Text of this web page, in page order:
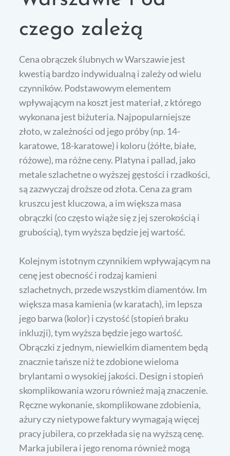
czego zależą
Cena obrączek ślubnych w Warszawie jest
kwestią bardzo indywidualną i zależy od wielu
czynników. Podstawowym elementem
wpływającym na koszt jest materiał, z którego
wykonana jest biżuteria. Najpopularniejsze
złoto, w zależności od jego próby (np. 14-
karatowe, 18-karatowe) i koloru (żółte, białe,
różowe), ma różne ceny. Platyna i pallad, jako
metale szlachetne o wyższej gęstości i rzadkości,
są zazwyczaj droższe od złota. Cena za gram
kruszcu jest kluczowa, a im większa masa
obrączki (co często wiąże się z jej szerokością i
grubością), tym wyższa będzie jej wartość.
Kolejnym istotnym czynnikiem wpływającym na
cenę jest obecność i rodzaj kamieni
szlachetnych, przede wszystkim diamentów. Im
większa masa kamienia (w karatach), im lepsza
jego barwa (kolor) i czystość (stopień braku
inkluzji), tym wyższa będzie jego wartość.
Obrączki z jednym, niewielkim diamentem będą
znacznie tańsze niż te zdobione wieloma
brylantami o wysokiej jakości. Design i stopień
skomplikowania wzoru również mają znaczenie.
Ręczne wykonanie, skomplikowane zdobienia,
ażury czy nietypowe faktury wymagają więcej
pracy jubilera, co przekłada się na wyższą cenę.
Marka jubilera i jego renoma również mogą